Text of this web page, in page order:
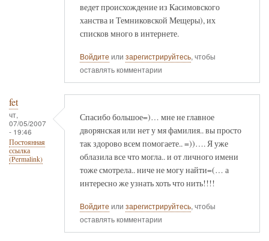
ведет происхождение из Касимовского
ханства и Темниковской Мещеры), их
списков много в интернете.
Войдите или зарегистрируйтесь, чтобы
оставлять комментарии
fet
чт,
07/05/2007
- 19:46
Постоянная
ссылка
(Permalink)
Спасибо большое=)… мне не главное
дворянская или нет у мя фамилия.. вы просто
так здорово всем помогаете.. =))…. Я уже
облазила все что могла.. и от личного имени
тоже смотрела.. ниче не могу найти=(… а
интересно же узнать хоть что нить!!!!
Войдите или зарегистрируйтесь, чтобы
оставлять комментарии